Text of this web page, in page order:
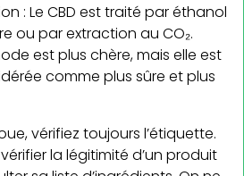
: Le CBD est traité par éthanol
ou par extraction au CO₂.
est plus chère, mais elle est
comme plus sûre et plus
vérifiez toujours l’étiquette.
la légitimité d’un produit